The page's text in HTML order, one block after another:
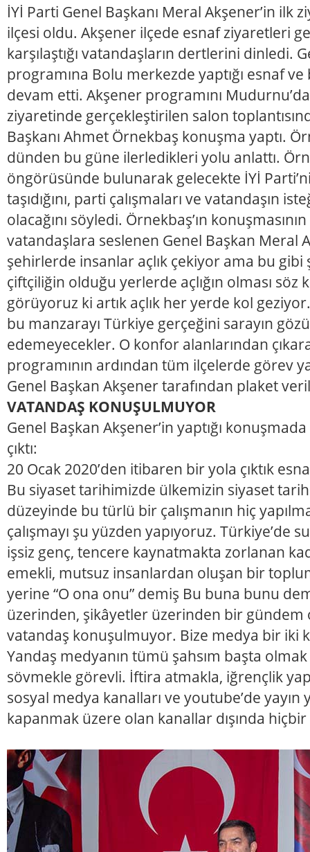
İYİ Parti Genel Başkanı Meral Akşener’in ilk
ilçesi oldu. Akşener ilçede esnaf ziyaretleri
karşılaştığı vatandaşların dertlerini dinledi.
programına Bolu merkezde yaptığı esnaf
devam etti. Akşener programını
ziyaretinde gerçekleştirilen salon
Başkanı Ahmet Örnekbaş konuşma yaptı.
dünden bu güne ilerledikleri yolu anlattı.
öngörüsünde bulunarak gelecekte İYİ
taşıdığını, parti çalışmaları ve vatandaşın
olacağını söyledi. Örnekbaş’ın
vatandaşlara seslenen Genel Başkan Meral
şehirlerde insanlar açlık çekiyor ama bu
çiftçiliğin olduğu yerlerde açlığın olması söz
görüyoruz ki artık açlık her yerde kol
bu manzarayı Türkiye gerçeğini sarayın
edemeyecekler. O konfor alanlarından
programının ardından tüm ilçelerde görev
Genel Başkan Akşener tarafından plaket
VATANDAŞ KONUŞULMUYOR
Genel Başkan Akşener’in yaptığı
çıktı:
20 Ocak 2020’den itibaren bir yola çıktık
Bu siyaset tarihimizde ülkemizin siyaset
düzeyinde bu türlü bir çalışmanın hiç
çalışmayı şu yüzden yapıyoruz. Türkiye’de
işsiz genç, tencere kaynatmakta zorlanan
emekli, mutsuz insanlardan oluşan bir
yerine “O ona onu” demiş Bu buna bunu
üzerinden, şikâyetler üzerinden bir
vatandaş konuşulmuyor. Bize medya bir iki
Yandaş medyanın tümü şahsım başta
sövmekle görevli. İftira atmakla, iğrençlik
sosyal medya kanalları ve youtube’de
kapanmak üzere olan kanallar dışında